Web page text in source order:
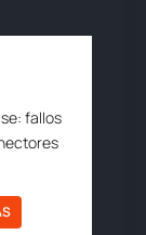
fallos